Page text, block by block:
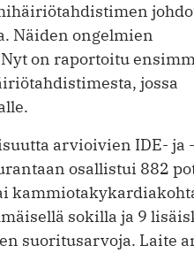
Näiden ongelmien
on raportoitu
jossa
arvioivien IDE- ja
osallistui 882
sokilla ja 9
suoritusarvoja. Laite